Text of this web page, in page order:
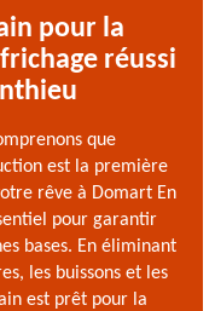
pour la
réussi
que
est la première
rêve à Domart En
pour garantir
bases. En éliminant
les buissons et les
est prêt pour la